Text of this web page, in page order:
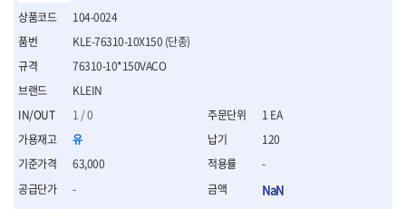
- 라쳇콤비네이션세트
- 함마렌치
- 멀티플라이어
- 미니라쳇세트
- 라쳇 드라이버
- 라쳇스패너
- 스피드렌치
104-0024
KLEIN
1 / 0
유
63,000
-
KLE-76310-10X150 (단종)
76310-10*150VACO
1 EA
120
-
NaN